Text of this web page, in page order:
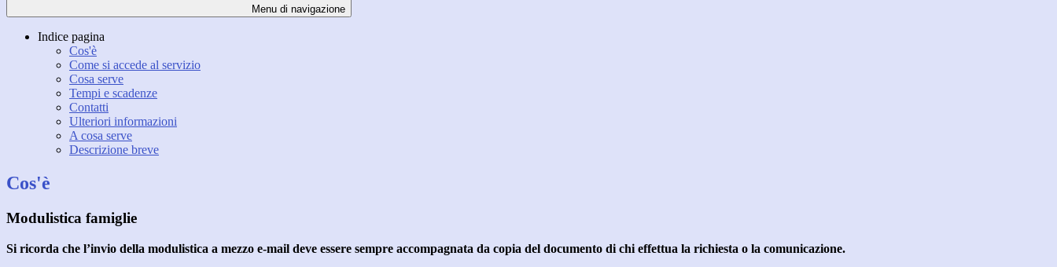
Menu di navigazione
Indice pagina
Cos'è
Come si accede al servizio
Cosa serve
Tempi e scadenze
Contatti
Ulteriori informazioni
A cosa serve
Descrizione breve
Cos'è
Modulistica famiglie
Si ricorda che l’invio della modulistica a mezzo e-mail deve essere sempre accompagnata da copia del documento di chi effettua la richiesta o la comunicazione.